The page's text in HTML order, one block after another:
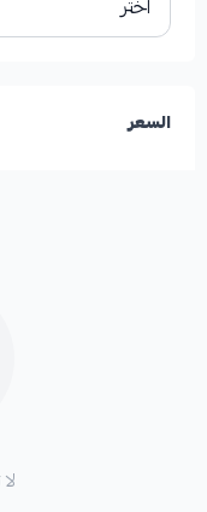
✓تشغيل هادئ
ظهور أصوات
السعر